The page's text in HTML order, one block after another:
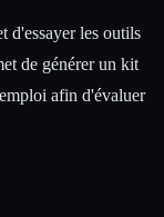
d'essayer les outils
de générer un kit
afin d'évaluer